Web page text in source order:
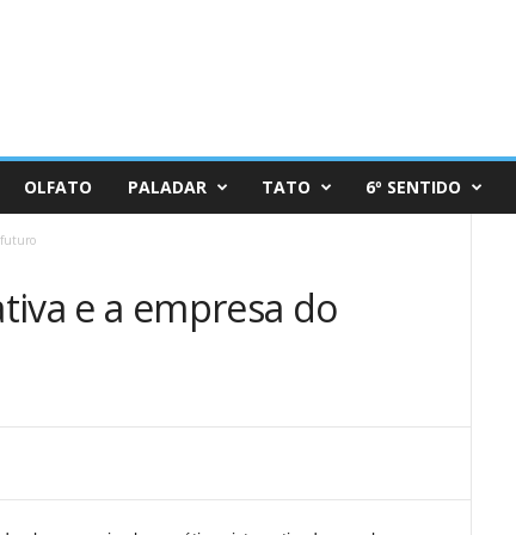
OLFATO PALADAR TATO 6º SENTIDO
futuro
e a empresa do